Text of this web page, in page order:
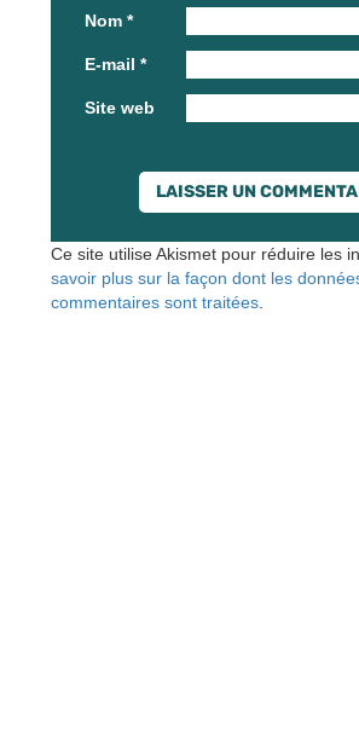
Nom *
E-mail *
Site web
Ce site utilise Akismet pour réduire les
savoir plus sur la façon dont les
commentaires sont traitées.